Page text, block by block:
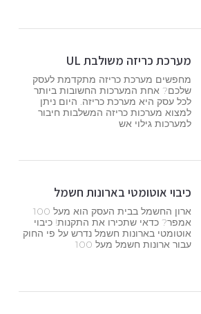
מערכת כריזה משולבת UL
מחפשים מערכת כריזה מתקדמת לעסק
שלכם? אחת המערכות החשובות ביותר
לכל עסק היא מערכת כריזה. היום ניתן
למצוא מערכות כריזה המשלבות חיבור
למערכות גילוי אש
כיבוי אוטומטי בארונות חשמל
ארון החשמל בבית העסק הוא מעל 100
אמפר? כדאי שתכירו את התקנות! כיבוי
אוטומטי בארונות חשמל נדרש על פי החוק
עבור ארונות חשמל מעל 100